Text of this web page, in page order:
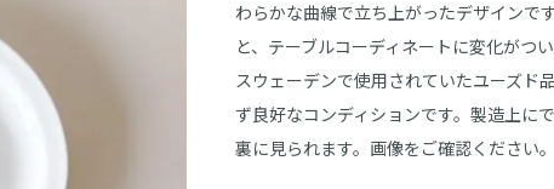
わらかな曲線で立ち上がったデザインで
と、テーブルコーディネートに変化がつ
スウェーデンで使用されていたユーズド
ず良好なコンディションです。製造上に
裏に見られます。画像をご確認ください。